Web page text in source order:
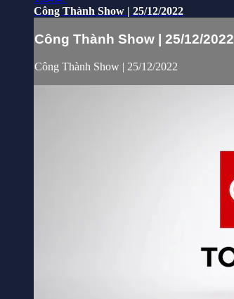
Công Thành Show | 25/12/2022
Công Thành Show | 25/12/2022
Công Thành Show | 25/12/2022